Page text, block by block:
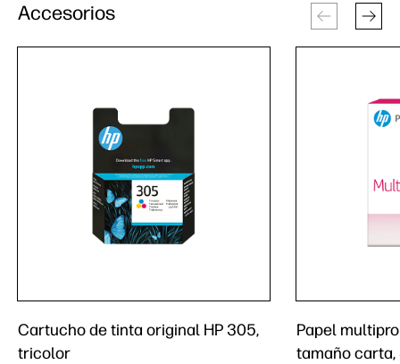
Accesorios
Cartucho de tinta original HP 305,
tricolor
Papel
tamaño